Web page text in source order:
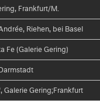
Frankfurt/M.
Riehen, bei Basel
Fe (Galerie Gering)
Galerie Gering;Frankfurt